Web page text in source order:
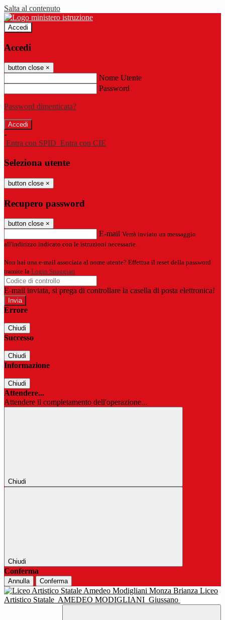
Salta al contenuto
Accedi
Accedi
button close ×
Nome Utente
Password
Password dimenticata?
-
Entra con SPID Entra con CIE
Seleziona utente
button close ×
Recupero password
button close ×
E-mail Verrà inviato un messaggio
all'indirizzo indicato con le istruzioni necessarie.
Non hai una e-mail associata al nome utente? Effettua il reset della password
tramite la Login Spaggiari
E-mail inviata, si prega di controllare la casella di posta elettronica!
Errore
Chiudi
Successo
Chiudi
Informazione
Chiudi
Attendere...
Attendere il completamento dell'operazione...
Chiudi
Chiudi
Conferma
Annulla Conferma
Liceo
Artistico Statale AMEDEO MODIGLIANI Giussano